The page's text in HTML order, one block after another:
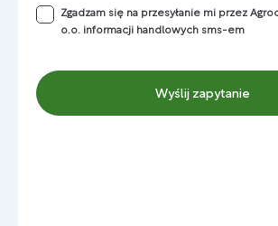
Zgadzam się na przesyłanie mi przez
o.o. informacji handlowych sms-em